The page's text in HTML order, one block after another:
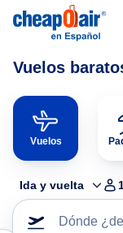
Vuelos
Vuelos
Ida y vuelta
Dónde